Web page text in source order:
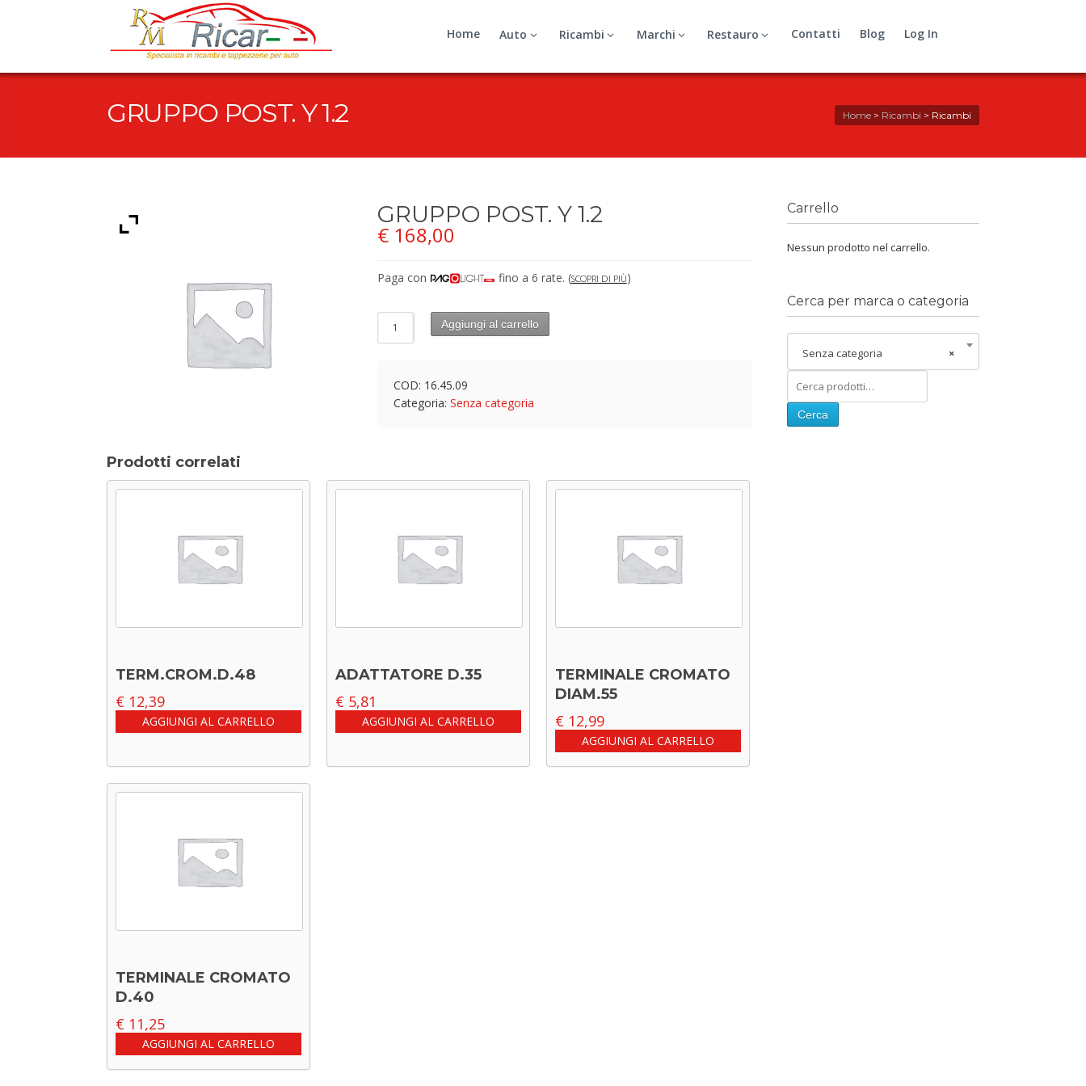
Home Auto Ricambi Marchi Restauro Contatti Blog Log In
GRUPPO POST. Y 1.2 Home> Ricambi > Ricambi
GRUPPO POST. Y 1.2
€ 168,00
Paga con fino a 6 rate. (SCOPRI DI PIÙ)
Aggiungi al carrello
COD: 16.45.09
Categoria: Senza categoria
Prodotti correlati
TERM.CROM.D.48
€ 12,39
AGGIUNGI AL CARRELLO
ADATTATORE D.35
€ 5,81
AGGIUNGI AL CARRELLO
TERMINALE CROMATO
DIAM.55
€ 12,99
AGGIUNGI AL CARRELLO
TERMINALE CROMATO
D.40
€ 11,25
AGGIUNGI AL CARRELLO
Carrello
Nessun prodotto nel carrello.
Cerca per marca o categoria
×
Senza categoria
Cerca